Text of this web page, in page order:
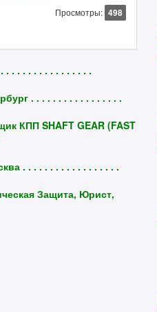
Просмотры: 498
. . . . . . . . . . . . . . .
. . . . . . . . . . . . . . . . .
КПП SHAFT GEAR (FAST
. . . . . . . . . . . . . . . . . .
Защита, Юрист,